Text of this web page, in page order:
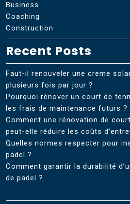
Business
Coaching
Construction
Recent Posts
Faut-il renouveler une creme
plusieurs fois par jour ?
Pourquoi rénover un court de
les frais de maintenance futurs ?
Comment une rénovation de
peut-elle réduire les coûts
Quelles normes respecter pour
padel ?
Comment garantir la durabilité
de padel ?